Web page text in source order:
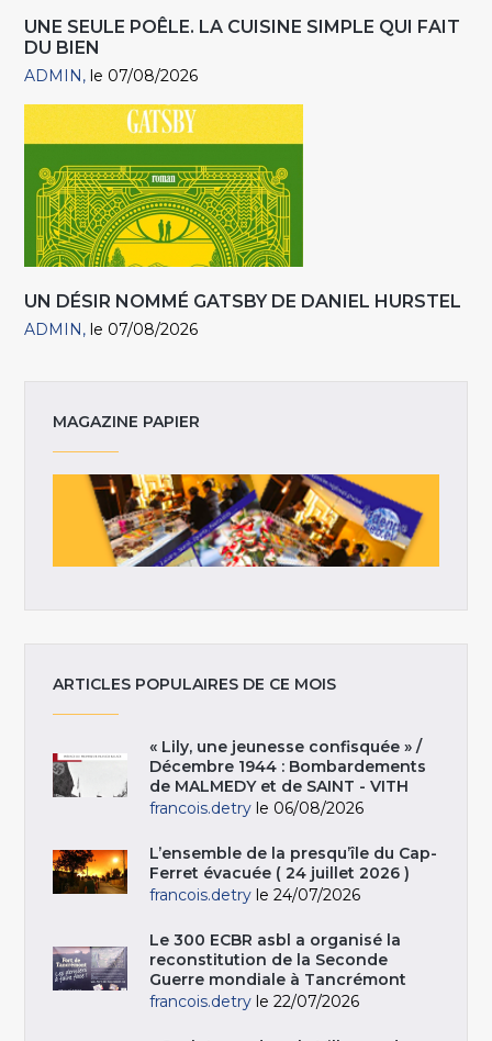
UNE SEULE POÊLE. LA CUISINE SIMPLE QUI FAIT
DU BIEN
ADMIN le 07/08/2026
UN DÉSIR NOMMÉ GATSBY DE DANIEL HURSTEL
ADMIN le 07/08/2026
MAGAZINE PAPIER
ARTICLES POPULAIRES DE CE MOIS
« Lily, une jeunesse confisquée » /
Décembre 1944 : Bombardements
de MALMEDY et de SAINT - VITH
francois.detry le 06/08/2026
L’ensemble de la presqu’île du Cap-
Ferret évacuée ( 24 juillet 2026 )
francois.detry le 24/07/2026
Le 300 ECBR asbl a organisé la
reconstitution de la Seconde
Guerre mondiale à Tancrémont
francois.detry le 22/07/2026